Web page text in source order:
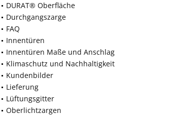
DURAT® Oberfläche
Durchgangszarge
FAQ
Innentüren
Innentüren Maße und Anschlag
Klimaschutz und Nachhaltigkeit
Kundenbilder
Lieferung
Lüftungsgitter
Oberlichtzargen